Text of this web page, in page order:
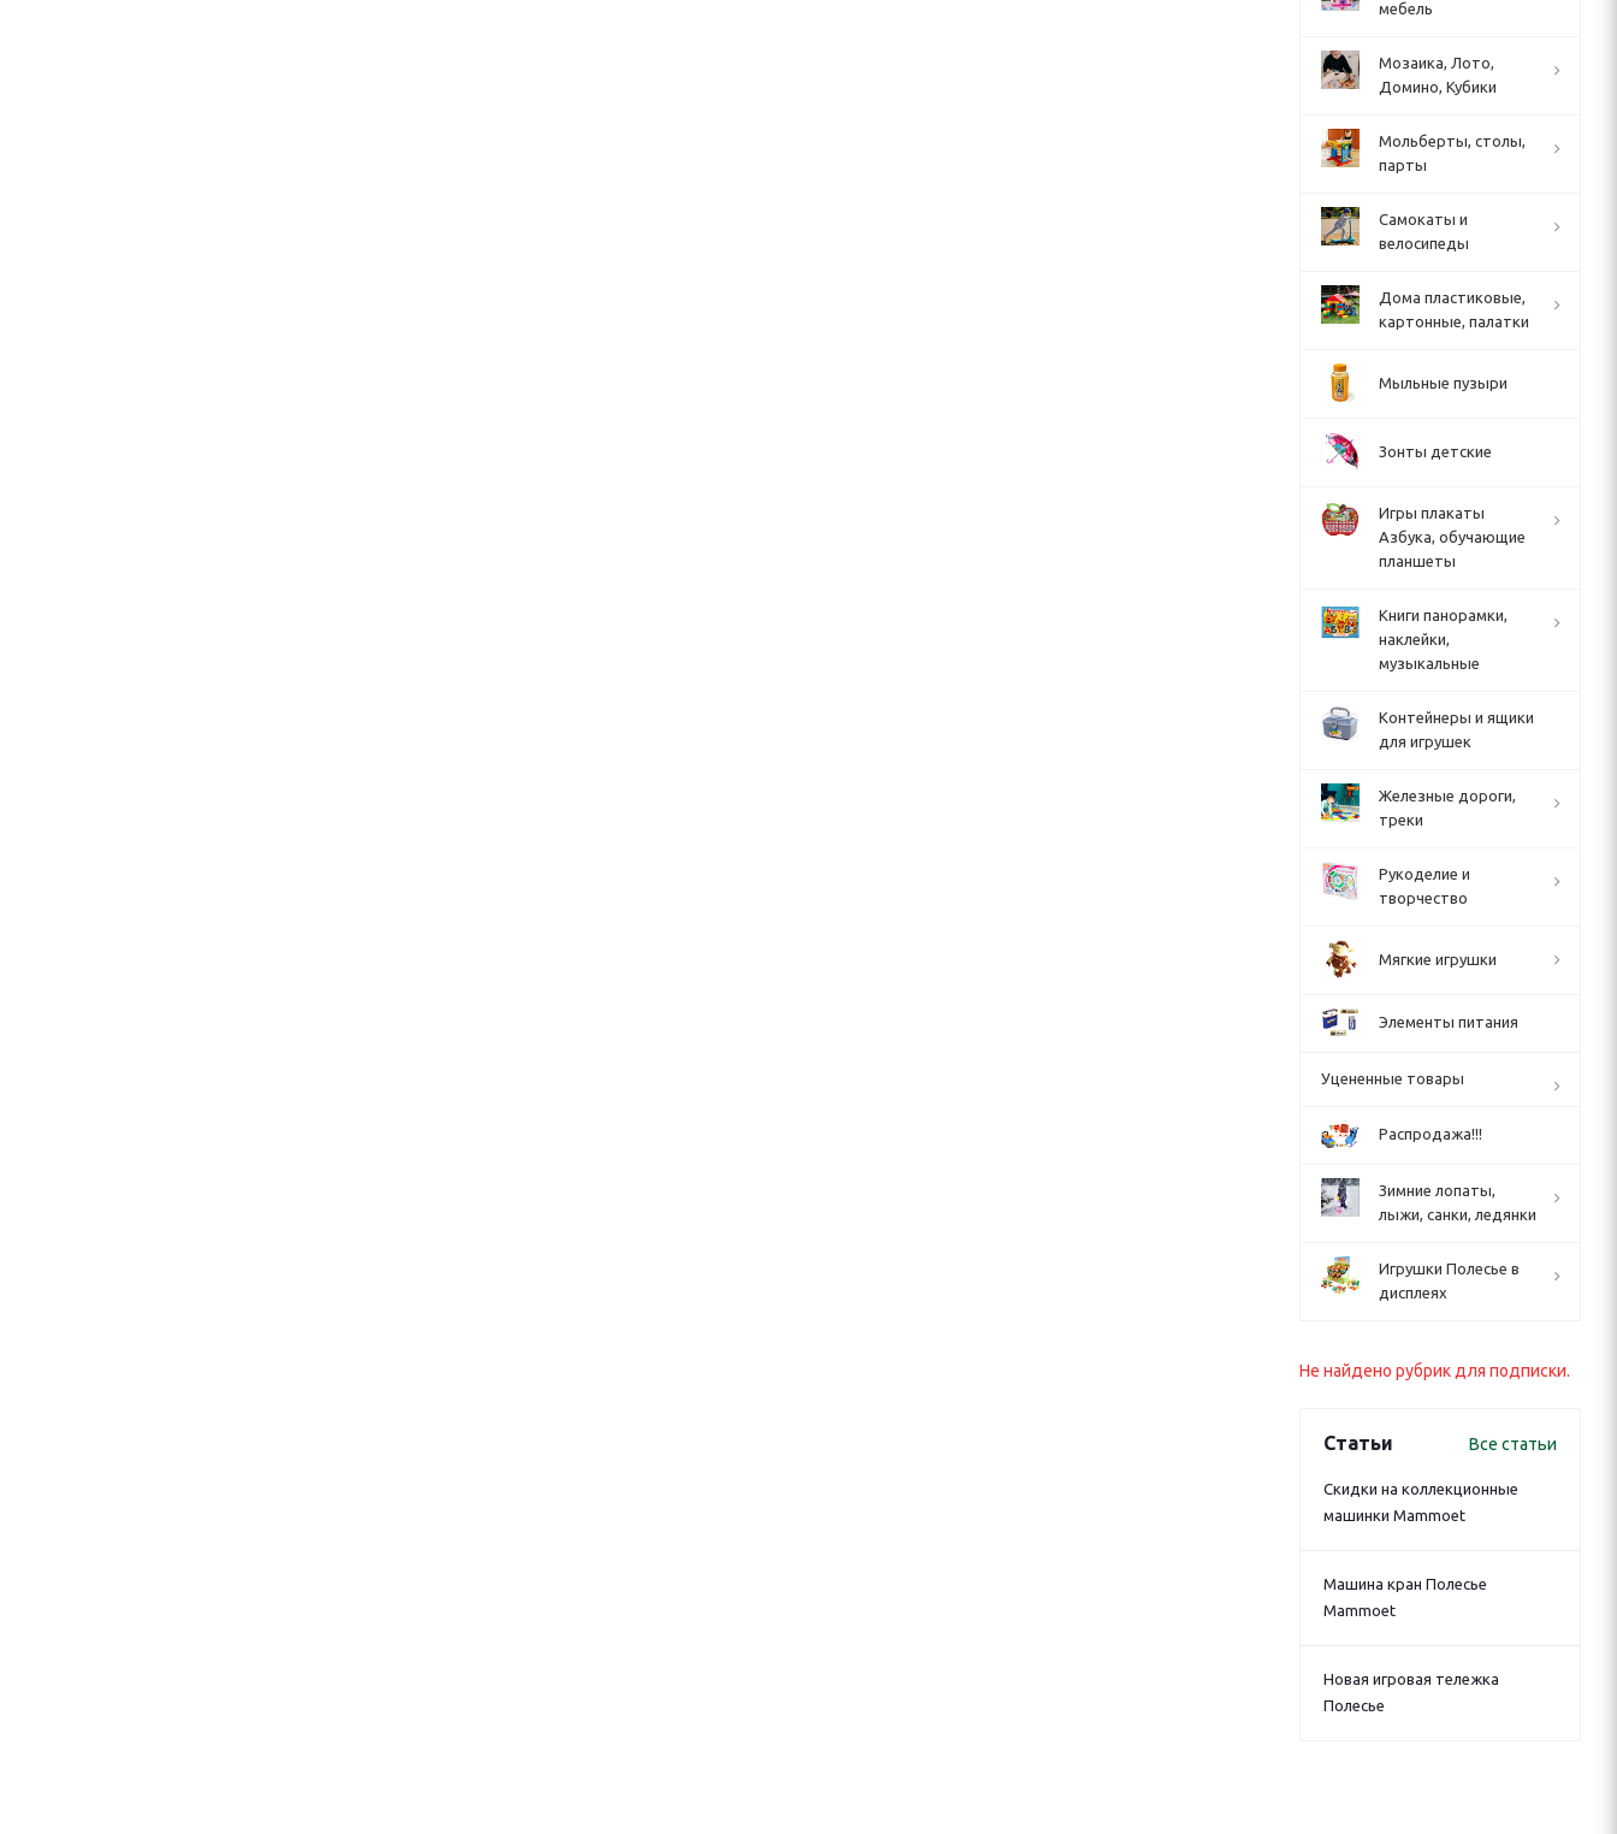
мебель
Мозаика, Лото,
Домино, Кубики
Мольберты, столы,
парты
Cамокаты и
велосипеды
Дома пластиковые,
картонные, палатки
Мыльные пузыри
Зонты детские
Игры плакаты
Азбука, обучающие
планшеты
Книги панорамки,
наклейки,
музыкальные
Контейнеры и ящики
для игрушек
Железные дороги,
треки
Рукоделие и
творчество
Мягкие игрушки
Элементы питания
Уцененные товары
Распродажа!!!
Зимние лопаты,
лыжи, санки, ледянки
Игрушки Полесье в
дисплеях
Не найдено рубрик для подписки.
Статьи Все статьи
Скидки на коллекционные
машинки Mammoet
Машина кран Полесье
Mammoet
Новая игровая тележка
Полесье